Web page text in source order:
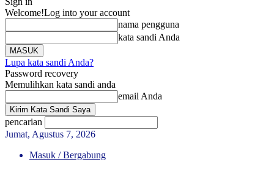
Welcome!Log into your account
nama pengguna
kata sandi Anda
Lupa kata sandi Anda?
Password recovery
Memulihkan kata sandi anda
email Anda
pencarian
Jumat, Agustus 7, 2026
Masuk / Bergabung